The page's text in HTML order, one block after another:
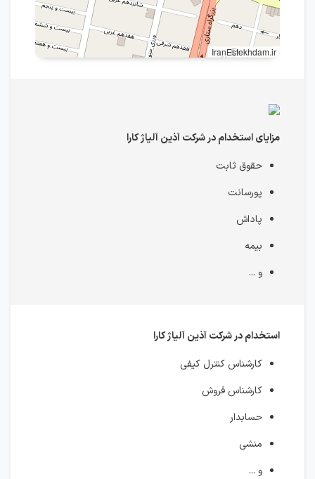
IranEstekhdam.ir
مزایای استخدام در شرکت آذین آلیاژ کارا
حقوق ثابت
پورسانت
پاداش
بیمه
و ...
استخدام در شرکت آذین آلیاژ کارا
کارشناس کنترل کیفی
کارشناس فروش
حسابدار
منشی
و ...